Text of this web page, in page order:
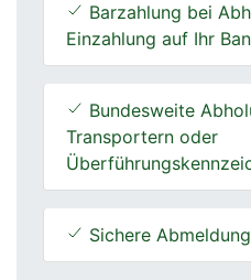
Barzahlung bei
Einzahlung auf Ihr
Bundesweite
Transportern oder
Sichere